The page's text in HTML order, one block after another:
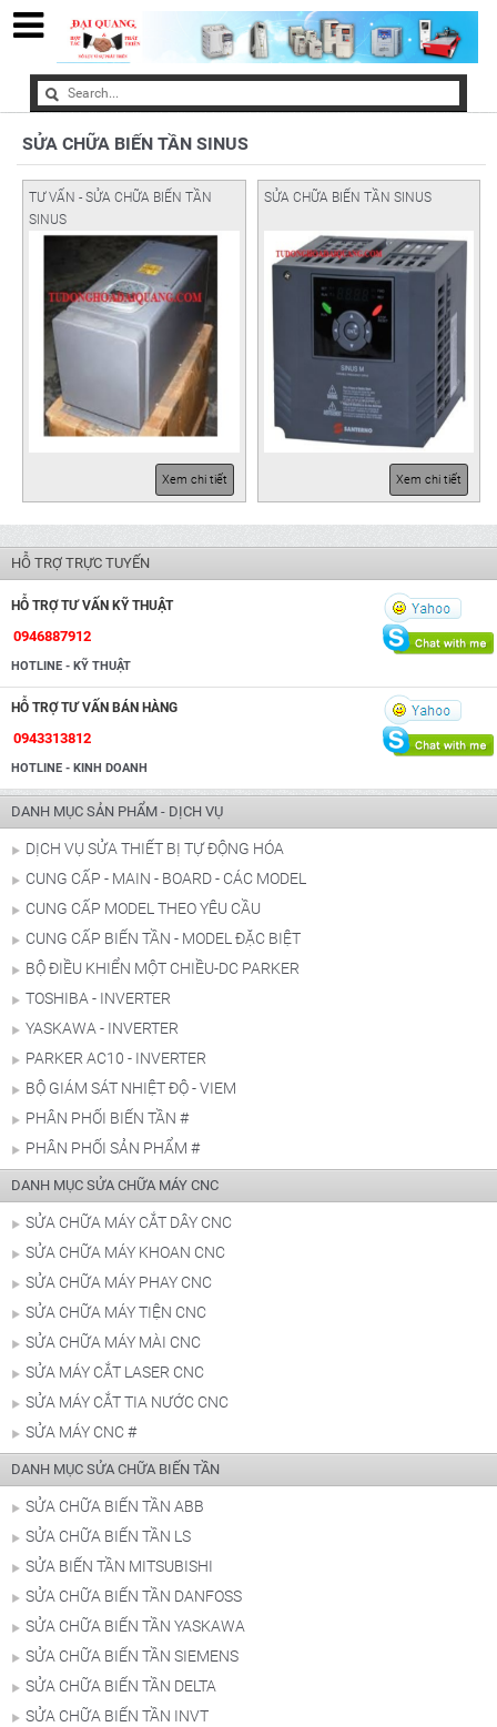
SỬA CHỮA BIẾN TẦN SINUS
TƯ VẤN - SỬA CHỮA BIẾN TẦN
SINUS
Xem chi tiết
SỬA CHỮA BIẾN TẦN SINUS
Xem chi tiết
HỖ TRỢ TRỰC TUYẾN
HỖ TRỢ TƯ VẤN KỸ THUẬT
0946887912
HOTLINE - KỸ THUẬT
HỖ TRỢ TƯ VẤN BÁN HÀNG
0943313812
HOTLINE - KINH DOANH
DANH MỤC SẢN PHẨM - DỊCH VỤ
DỊCH VỤ SỬA THIẾT BỊ TỰ ĐỘNG HÓA
CUNG CẤP - MAIN - BOARD - CÁC MODEL
CUNG CẤP MODEL THEO YÊU CẦU
CUNG CẤP BIẾN TẦN - MODEL ĐẶC BIỆT
BỘ ĐIỀU KHIỂN MỘT CHIỀU-DC PARKER
TOSHIBA - INVERTER
YASKAWA - INVERTER
PARKER AC10 - INVERTER
BỘ GIÁM SÁT NHIỆT ĐỘ - VIEM
PHÂN PHỐI BIẾN TẦN #
PHÂN PHỐI SẢN PHẨM #
DANH MỤC SỬA CHỮA MÁY CNC
SỬA CHỮA MÁY CẮT DÂY CNC
SỬA CHỮA MÁY KHOAN CNC
SỬA CHỮA MÁY PHAY CNC
SỬA CHỮA MÁY TIỆN CNC
SỬA CHỮA MÁY MÀI CNC
SỬA MÁY CẮT LASER CNC
SỬA MÁY CẮT TIA NƯỚC CNC
SỬA MÁY CNC #
DANH MỤC SỬA CHỮA BIẾN TẦN
SỬA CHỮA BIẾN TẦN ABB
SỬA CHỮA BIẾN TẦN LS
SỬA BIẾN TẦN MITSUBISHI
SỬA CHỮA BIẾN TẦN DANFOSS
SỬA CHỮA BIẾN TẦN YASKAWA
SỬA CHỮA BIẾN TẦN SIEMENS
SỬA CHỮA BIẾN TẦN DELTA
SỬA CHỮA BIẾN TẦN INVT